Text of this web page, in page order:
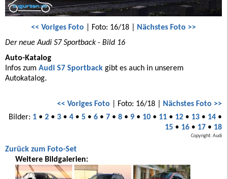
<< Voriges Foto | Foto: 16/18 | Nächstes Foto >>
Der neue Audi S7 Sportback - Bild 16
Auto-Katalog
Infos zum Audi S7 Sportback gibt es auch in unserem
Autokatalog.
<< Voriges Foto | Foto: 16/18 | Nächstes Foto >>
Bilder: 1• 2• 3• 4• 5• 6• 7• 8• 9• 10• 11• 12• 13• 14•
15• 16• 17• 18
Copyright: Audi
Zurück zum Foto-Set
Weitere Bildgalerien: